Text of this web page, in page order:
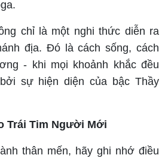
chỉ là một nghi thức diễn ra
địa. Đó là cách sống, cách
- khi mọi khoảnh khắc đều
sự hiện diện của bậc Thầy
Trái Tim Người Mới
thân mến, hãy ghi nhớ điều